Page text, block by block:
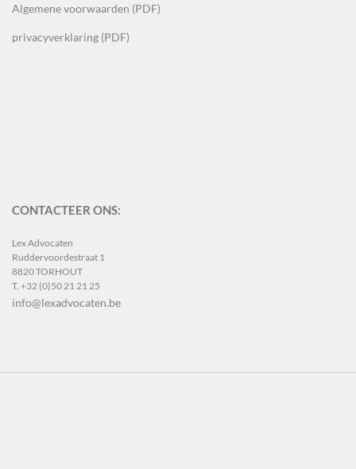
Algemene voorwaarden (PDF)
privacyverklaring (PDF)
CONTACTEER ONS:
Lex Advocaten
Ruddervoordestraat 1
8820 TORHOUT
T. +32 (0)50 21 21 25
info@lexadvocaten.be